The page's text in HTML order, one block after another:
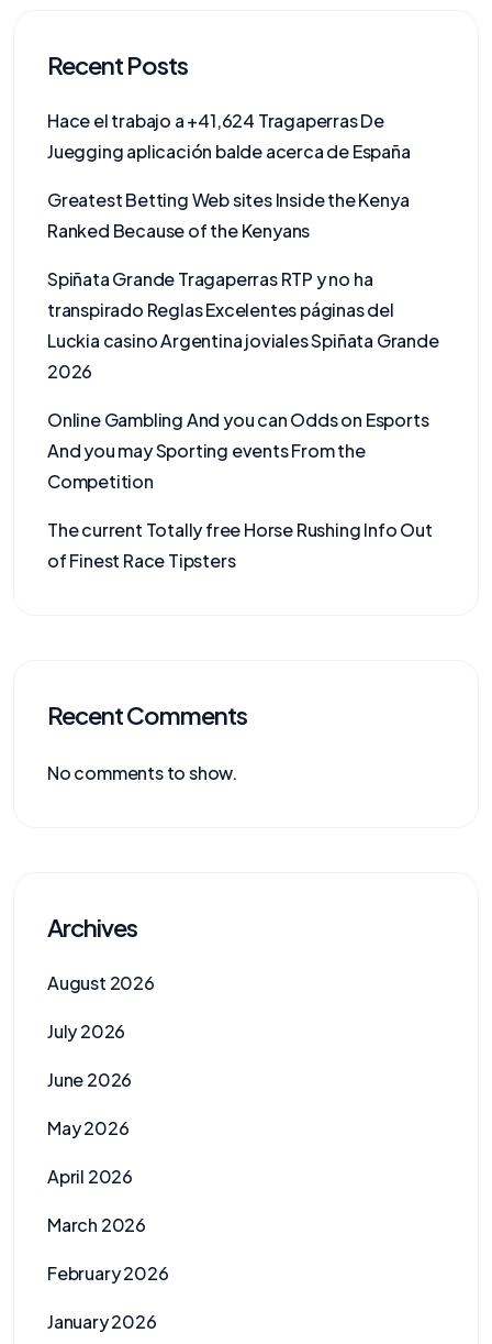
Recent Posts
Hace el trabajo a +41,624 Tragaperras De
Juegging aplicación balde acerca de España
Greatest Betting Web sites Inside the Kenya
Ranked Because of the Kenyans
Spiñata Grande Tragaperras RTP y no ha
transpirado Reglas Excelentes páginas del
Luckia casino Argentina joviales Spiñata Grande
2026
Online Gambling And you can Odds on Esports
And you may Sporting events From the
Competition
The current Totally free Horse Rushing Info Out
of Finest Race Tipsters
Recent Comments
No comments to show.
Archives
August 2026
July 2026
June 2026
May 2026
April 2026
March 2026
February 2026
January 2026